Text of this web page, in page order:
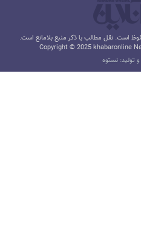
است. نقل مطالب با ذکر منبع بلامانع است.
Copyright © 2025 khabaronline
تولید: نستوه